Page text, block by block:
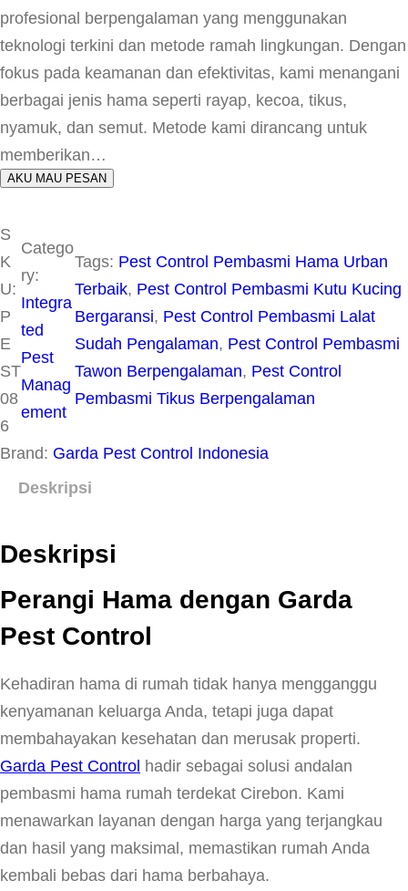
profesional berpengalaman yang menggunakan
teknologi terkini dan metode ramah lingkungan. Dengan
fokus pada keamanan dan efektivitas, kami menangani
berbagai jenis hama seperti rayap, kecoa, tikus,
nyamuk, dan semut. Metode kami dirancang untuk
memberikan…
AKU MAU PESAN
S
K
U:
P
E
ST
08
6
Catego
ry:
Integra
ted
Pest
Manag
ement
Tags: Pest Control Pembasmi Hama Urban
Terbaik, Pest Control Pembasmi Kutu Kucing
Bergaransi, Pest Control Pembasmi Lalat
Sudah Pengalaman, Pest Control Pembasmi
Tawon Berpengalaman, Pest Control
Pembasmi Tikus Berpengalaman
Brand: Garda Pest Control Indonesia
Deskripsi
Deskripsi
Perangi Hama dengan Garda
Pest Control
Kehadiran hama di rumah tidak hanya mengganggu
kenyamanan keluarga Anda, tetapi juga dapat
membahayakan kesehatan dan merusak properti.
Garda Pest Control hadir sebagai solusi andalan
pembasmi hama rumah terdekat Cirebon. Kami
menawarkan layanan dengan harga yang terjangkau
dan hasil yang maksimal, memastikan rumah Anda
kembali bebas dari hama berbahaya.